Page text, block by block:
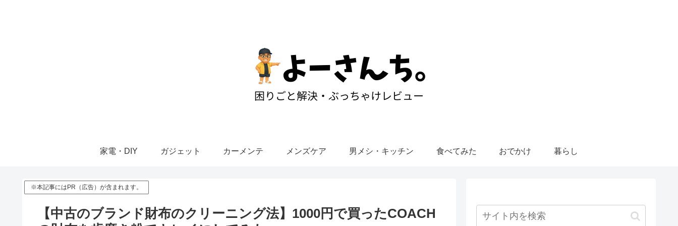
家電・DIY ガジェット カーメンテ メンズケア 男メシ・キッチン 食べてみた おでかけ 暮らし
※本記事にはPR（広告）が含まれます。
【中古のブランド財布のクリーニング法】1000円で買ったCOACH